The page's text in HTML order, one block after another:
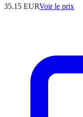
35.15 EURVoir le prix